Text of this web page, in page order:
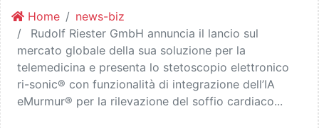
Home
news-biz
Rudolf Riester GmbH annuncia il lancio sul
mercato globale della sua soluzione per la
telemedicina e presenta lo stetoscopio elettronico
ri-sonic® con funzionalità di integrazione dell’IA
eMurmur® per la rilevazione del soffio cardiaco...